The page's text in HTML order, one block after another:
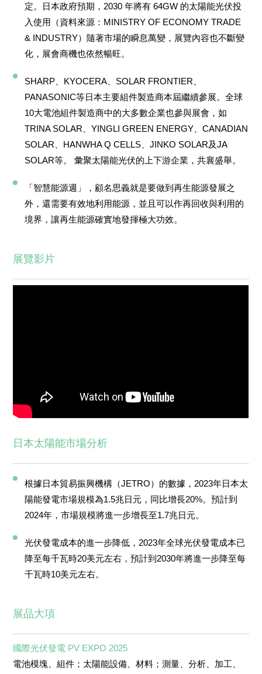
定。日本政府預期，2030 年將有 64GW 的太陽能光伏投
入使用（資料來源：MINISTRY OF ECONOMY TRADE
& INDUSTRY）隨著市場的瞬息萬變，展覽內容也不斷變
化，展會商機也依然暢旺。
SHARP、KYOCERA、SOLAR FRONTIER、
PANASONIC等日本主要組件製造商本屆繼續參展。全球
10大電池組件製造商中的大多數企業也參與展會，如
TRINA SOLAR、YINGLI GREEN ENERGY、CANADIAN
SOLAR、HANWHA Q CELLS、JINKO SOLAR及JA
SOLAR等。 彙聚太陽能光伏的上下游企業，共襄盛舉。
「智慧能源週」，顧名思義就是要做到再生能源發展之
外，還需要有效地利用能源，並且可以作再回收與利用的
境界，讓再生能源確實地發揮極大功效。
展覽影片
日本太陽能市場分析
根據日本貿易振興機構（JETRO）的數據，2023年日本太
陽能發電市場規模為1.5兆日元，同比增長20%。預計到
2024年，市場規模將進一步增長至1.7兆日元。
光伏發電成本的進一步降低，2023年全球光伏發電成本已
降至每千瓦時20美元左右，預計到2030年將進一步降至每
千瓦時10美元左右。
展品大項
國際光伏發電 PV EXPO 2025
電池模塊、組件；太陽能設備、材料；測量、分析、加工、